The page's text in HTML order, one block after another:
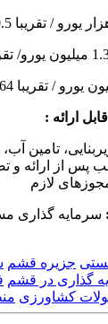
/ تقریبا 10.5 میلیارد ریال
ارائه :
تامین
از ارائه و
لازم
سرمایه گذاری
جزیره قشم
گذاری در قشم
کشاورزی